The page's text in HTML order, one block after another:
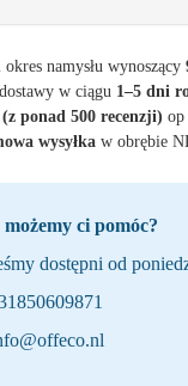
okres namysłu wynoszący
w ciągu 1–5 dni
(z ponad 500 recenzji)
wysyłka w obrębie
ci pomóc?
dostępni od